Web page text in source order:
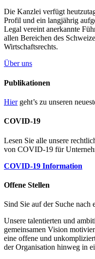
Die Kanzlei verfügt
Profil und ein langjährig
Legal vereint anerkannte
allen Bereichen des
Wirtschaftsrechts.
Über uns
Publikationen
Hiergeht’s zu unseren
COVID-19
Lesen Sie alle unsere
von COVID-19 für
COVID-19 Information
Offene Stellen
Sind Sie auf der Suche nach
Unsere talentierten und
gemeinsamen Vision
eine offene und
der Organisation hinweg in